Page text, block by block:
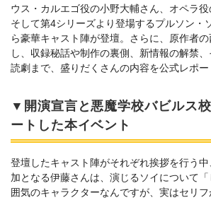
ウス・カルエゴ役の小野大輔さん、オペラ役
そして第4シリーズより登場するプルソン・
ら豪華キャスト陣が登壇。さらに、原作者
し、収録秘話や制作の裏側、新情報の解禁
読劇まで、盛りだくさんの内容を公式レポー
▼開演宣言と悪魔学校バビルス
ートした本イベント
登壇したキャスト陣がそれぞれ挨拶を行う
加となる伊藤さんは、演じるソイについて
囲気のキャラクターなんですが、実はセリ